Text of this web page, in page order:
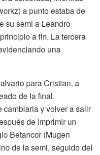
a punto estaba de
su semi a Leandro
a fin. La tercera
una
para Cristian, a
de la final.
cambiarla y volver a salir
de imprimir un
Betancor (Mugen
de la semi, seguido del